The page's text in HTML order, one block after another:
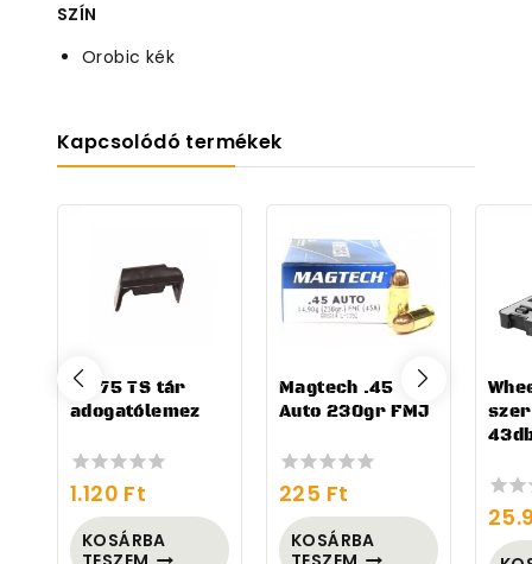
SZÍN
Orobic kék
Kapcsolódó termékek
CZ 75 TS tár
adogatólemez
0
of
5
1.120 Ft
KOSÁRBA
Magtech .45
Auto 230gr FMJ
0
of
5
225 Ft
KOSÁRBA
0
of